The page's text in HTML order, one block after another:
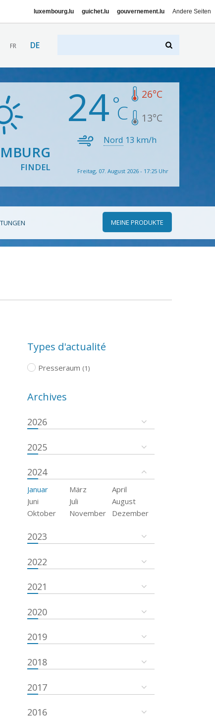
luxembourg.lu guichet.lu gouvernement.lu Andere Seiten
FR DE
FINDEL
24 26°C
13°C
Nord 13 km/h
Freitag, 07. August 2026 - 17:25 Uhr
MEINE PRODUKTE
Types d'actualité
Presseraum (1)
Archives
2026
2025
2024
Januar März
April
Juni
Juli
August
Oktober
November Dezember
2023
2022
2021
2020
2019
2018
2017
2016